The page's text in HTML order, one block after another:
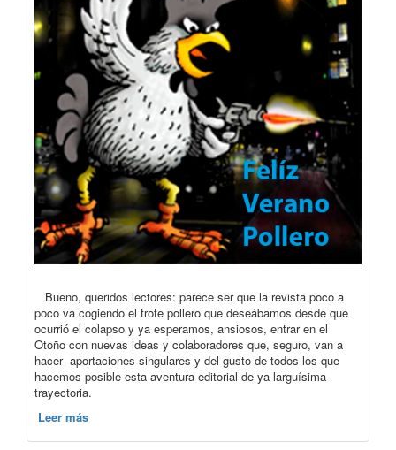
Bueno, queridos lectores: parece ser que la revista poco a
poco va cogiendo el trote pollero que deseábamos desde que
ocurrió el colapso y ya esperamos, ansiosos, entrar en el
Otoño con nuevas ideas y colaboradores que, seguro, van a
hacer aportaciones singulares y del gusto de todos los que
hacemos posible esta aventura editorial de ya larguísima
trayectoria.
Leer más